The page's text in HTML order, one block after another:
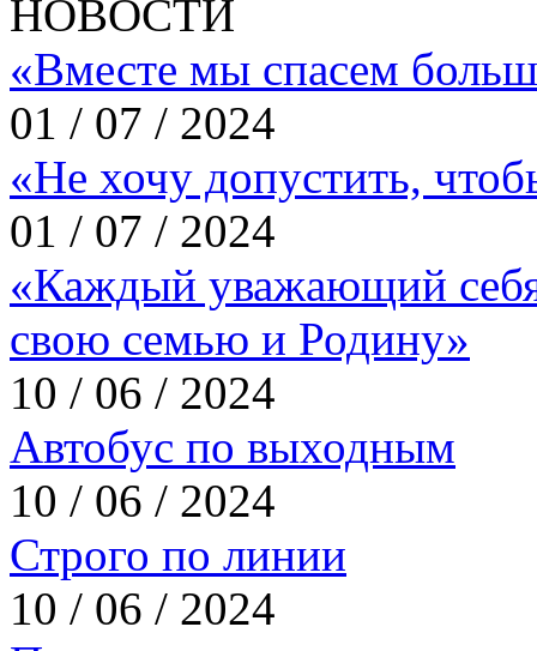
НОВОСТИ
«Вместе мы спасем
01 / 07 / 2024
«Не хочу допустить,
01 / 07 / 2024
«Каждый уважающий
свою семью и Родину»
10 / 06 / 2024
Автобус по выходным
10 / 06 / 2024
Строго по линии
10 / 06 / 2024